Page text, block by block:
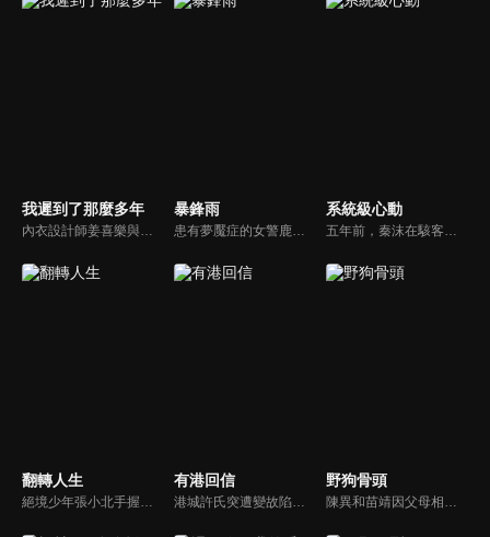
我遲到了那麼多年 暴鋒雨
患有夢魘症的女警鹿一多年來堅持暗中追查父親重傷昏迷的真相，意外結識了高冷女警林深，二人攜手破獲一系列離奇命案，情誼日漸深厚的同時，鹿一發現林深似與父親舊案有著千絲萬縷的關聯...
系統級心動
翻轉人生 有港回信
港城許氏突遭變故陷入絕境，養女許晚信求助婚約對象沈灝，反被沈家父子要脅。緊急關頭，沈家小叔沈顧以沈氏大股東身份歸來，並與許晚信簽訂契約婚姻助其應對危機，許家爺爺在看到許晚信和沈顧後，驚覺二人酷似當年的救國情侶林書意與沈故，在他們的相互扶持中，前世未盡的緣分也被緩緩揭開的故事。
野狗骨頭